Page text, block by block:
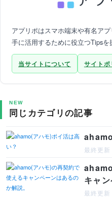
アプリポはスマホ端末や有名ア
手に活用するために役立つTipsを
当サイトについて サイトポ
NEW
同じカテゴリの記事
最終更
キャ
最終更